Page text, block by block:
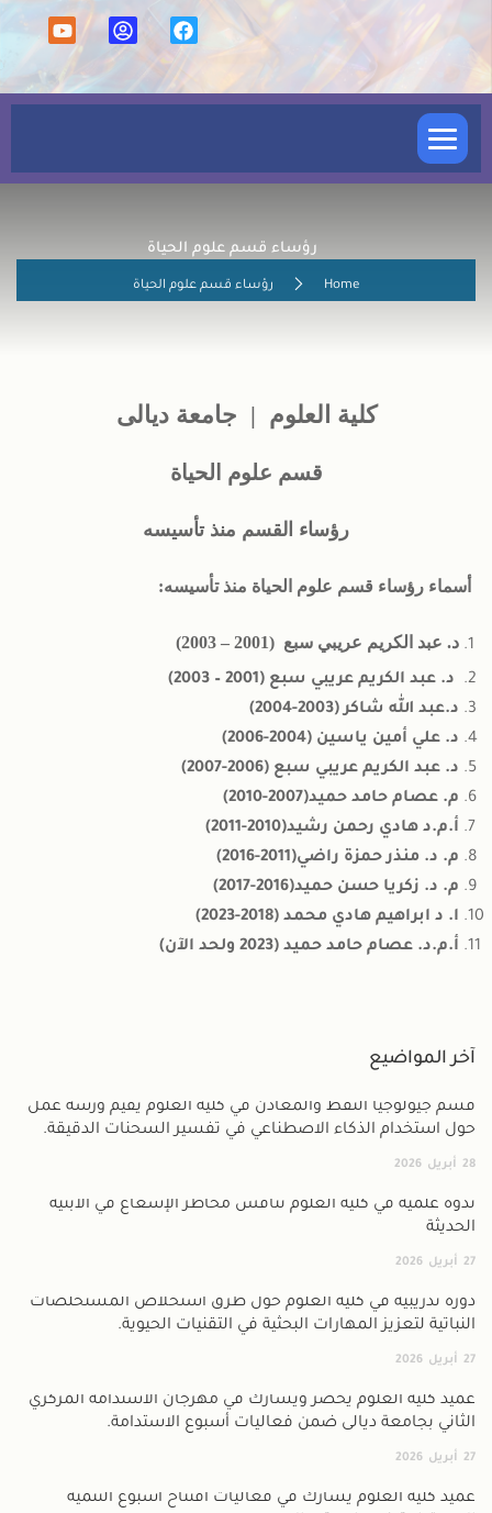
الشعب والوحدات
الدراسات العليا
رؤساء قسم علوم الحياة
Home رؤساء قسم علوم الحياة
كلية العلوم | جامعة ديالى
قسم علوم الحياة
رؤساء القسم منذ تأسيسه
أسماء رؤساء قسم علوم الحياة منذ تأسيسه:
د. عبد الكريم عريبي سبع (2001 – 2003)
د. عبد الكريم عريبي سبع (2001 – 2003)
د.عبد الله شاكر (2003-2004)
د. علي أمين ياسين (2004-2006)
د. عبد الكريم عريبي سبع (2006-2007)
م. عصام حامد حميد(2007-2010)
أ.م.د هادي رحمن رشيد(2010-2011)
م. د. منذر حمزة راضي(2011-2016)
م. د. زكريا حسن حميد(2016-2017)
ا. د ابراهيم هادي محمد (2018-2023)
أ.م.د. عصام حامد حميد (2023 ولحد الآن)
آخر المواضيع
قسم جيولوجيا النفط والمعادن في كلية العلوم يقيم ورشة عمل
حول استخدام الذكاء الاصطناعي في تفسير السحنات الدقيقة.
28 أبريل 2026
ندوة علمية في كلية العلوم تناقش مخاطر الإشعاع في الأبنية
الحديثة
27 أبريل 2026
دورة تدريبية في كلية العلوم حول طرق استخلاص المستخلصات
النباتية لتعزيز المهارات البحثية في التقنيات الحيوية.
27 أبريل 2026
عميد كلية العلوم يحضر ويشارك في مهرجان الاستدامة المركزي
الثاني بجامعة ديالى ضمن فعاليات أسبوع الاستدامة.
27 أبريل 2026
عميد كلية العلوم يشارك في فعاليات افتتاح أسبوع التنمية